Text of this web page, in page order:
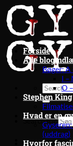
Fortsæt
til
indhold
Search for:
Forside
Alle
Bøger: A
I –
O
Stephen King
Hvad er en
(uddrag)
Hvorfor